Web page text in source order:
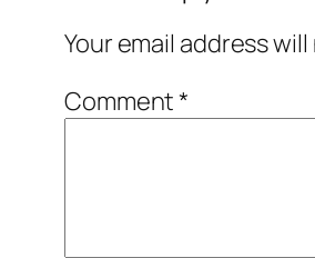
Your email address
Comment*